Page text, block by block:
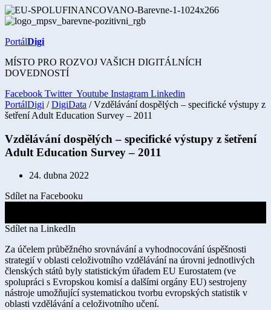
Přejít
k
PortálDigi
MÍSTO PRO ROZVOJ VAŠICH DIGITÁLNÍCH
DOVEDNOSTÍ
Facebook Twitter Youtube Instagram Linkedin
PortálDigi /DigiData / Vzdělávání dospělých – specifické výstupy z
šetření Adult Education Survey – 2011
Vzdělávání dospělých – specifické výstupy z šetření
Adult Education Survey – 2011
24. dubna 2022
Sdílet na Facebooku
Sdílet na LinkedIn
Za účelem průběžného srovnávání a vyhodnocování úspěšnosti
strategií v oblasti celoživotního vzdělávání na úrovni jednotlivých
členských států byly statistickým úřadem EU Eurostatem (ve
spolupráci s Evropskou komisí a dalšími orgány EU) sestrojeny
nástroje umožňující systematickou tvorbu evropských statistik v
oblasti vzdělávání a celoživotního učení.